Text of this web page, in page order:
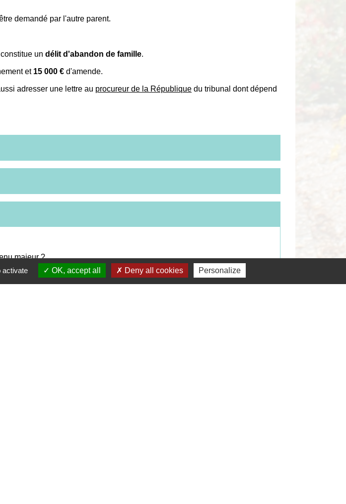
demandé par l'autre parent.
constitue un délit d'abandon de famille.
et 15 000 € d'amende.
adresser une lettre au procureur de la République du tribunal dont dépend
majeur ?
?
activate OK, accept all Deny all cookies Personalize